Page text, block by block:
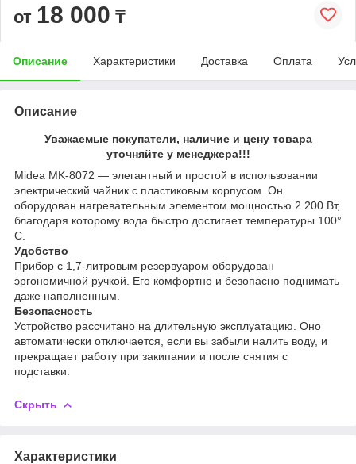
от 18 000 ₸
Описание Характеристики Доставка Оплата
Описание
Уважаемые покупатели, наличие и цену товара
уточняйте у менеджера!!!
Midea MK-8072 — элегантный и простой в использовании
электрический чайник с пластиковым корпусом. Он
оборудован нагревательным элементом мощностью 2 200 Вт,
благодаря которому вода быстро достигает температуры 100°
C.
Удобство
Прибор с 1,7-литровым резервуаром оборудован
эргономичной ручкой. Его комфортно и безопасно поднимать
даже наполненным.
Безопасность
Устройство рассчитано на длительную эксплуатацию. Оно
автоматически отключается, если вы забыли налить воду, и
прекращает работу при закипании и после снятия с
подставки.
Скрыть
Характеристики